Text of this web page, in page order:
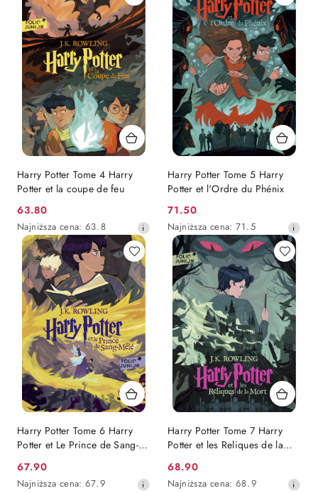
30
dni
przed
obniżką
30
dni
przed
obniżką
Harry Potter Tome 4 Harry
Potter et la coupe de feu
Cena
promocyjna:
63.80
Najniższa
cena
30
dni
przed
obniżką
Najniższa cena: 63.8
Harry Potter Tome 5 Harry
Potter et l'Ordre du Phénix
Cena
promocyjna:
71.50
Najniższa
cena
30
dni
przed
obniżką
Najniższa cena: 71.5
Harry Potter Tome 6 Harry
Potter et Le Prince de Sang-
Cena
promocyjna:
67.90
Najniższa
Najniższa cena: 67.9
Harry Potter Tome 7 Harry
Potter et les Reliques de la
Cena
promocyjna:
68.90
Najniższa
Najniższa cena: 68.9